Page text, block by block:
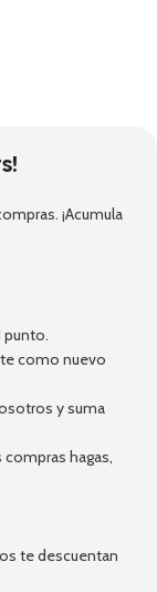
¡Acumula
punto.
como nuevo
y suma
compras hagas,
te descuentan